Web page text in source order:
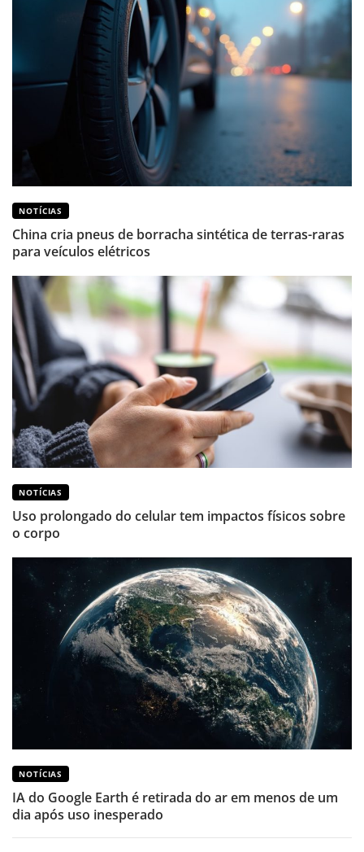
NOTÍCIAS
China cria pneus de borracha sintética de terras-raras
para veículos elétricos
NOTÍCIAS
Uso prolongado do celular tem impactos físicos sobre
o corpo
NOTÍCIAS
IA do Google Earth é retirada do ar em menos de um
dia após uso inesperado